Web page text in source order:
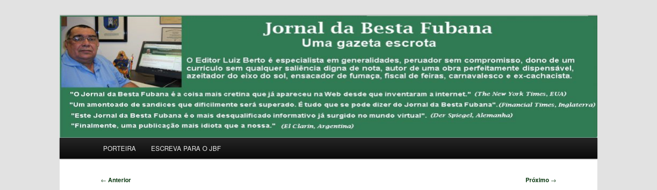
JORNAL DA BESTA FUBANA
Uma Gazeta Escrota
PORTEIRA ESCREVA PARA O JBF
Navegação
← Anterior Próximo →